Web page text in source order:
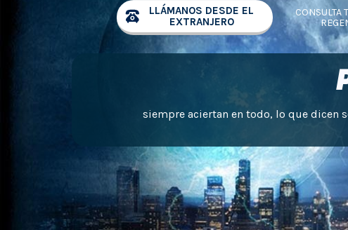
LLÁMANOS DESDE EL
EXTRANJERO
CONSULTA
siempre aciertan en todo, lo que dicen